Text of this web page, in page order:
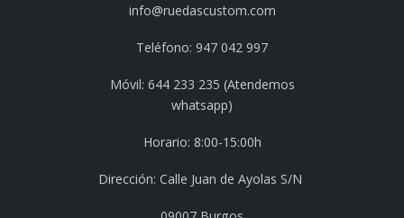
info@ruedascustom.com
Teléfono: 947 042 997
Móvil: 644 233 235 (Atendemos
whatsapp)
Horario: 8:00-15:00h
Dirección: Calle Juan de Ayolas S/N